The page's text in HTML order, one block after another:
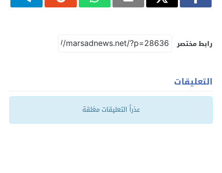
رابط مختصر
التعليقات
عذراً التعليقات مغلقة